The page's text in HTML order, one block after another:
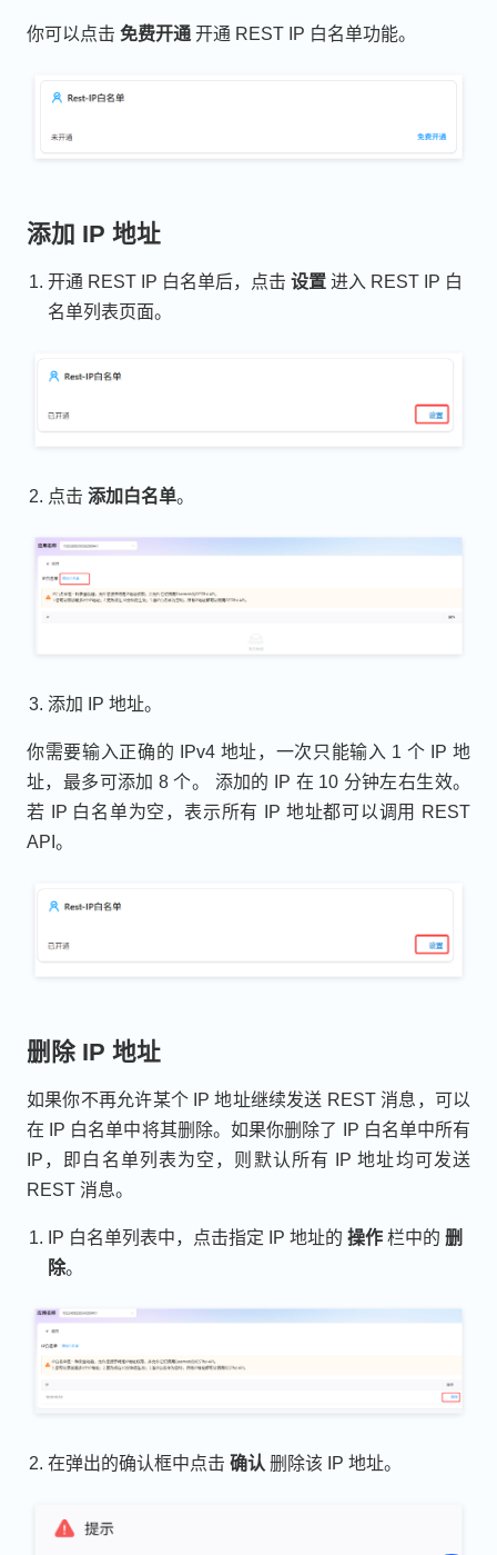
你可以点击 免费开通 开通 REST IP 白名单功能。
添加 IP 地址
开通 REST IP 白名单后，点击设置 进入 REST IP 白
名单列表页面。
点击添加白名单。
添加 IP 地址。
你需要输入正确的 IPv4 地址，一次只能输入 1 个 IP 地
址，最多可添加 8 个。 添加的 IP 在 10 分钟左右生效。
若 IP 白名单为空，表示所有 IP 地址都可以调用 REST
API。
删除 IP 地址
如果你不再允许某个 IP 地址继续发送 REST 消息，可以
在 IP 白名单中将其删除。如果你删除了 IP 白名单中所有
IP，即白名单列表为空，则默认所有 IP 地址均可发送
REST 消息。
IP 白名单列表中，点击指定 IP 地址的操作 栏中的删
除。
在弹出的确认框中点击确认 删除该 IP 地址。